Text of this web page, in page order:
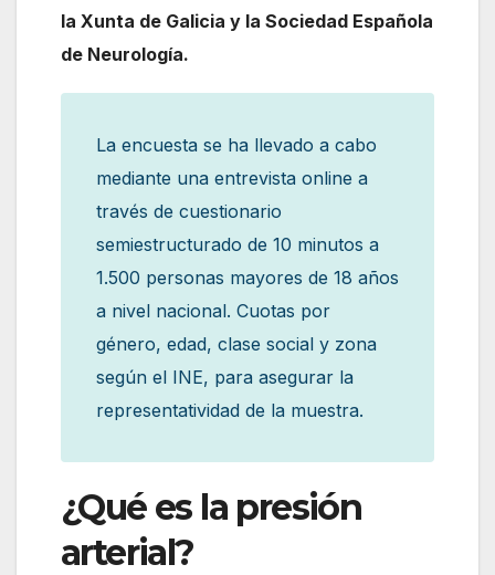
la Xunta de Galicia y la Sociedad Española
de Neurología.
La encuesta se ha llevado a cabo
mediante una entrevista online a
través de cuestionario
semiestructurado de 10 minutos a
1.500 personas mayores de 18 años
a nivel nacional. Cuotas por
género, edad, clase social y zona
según el INE, para asegurar la
representatividad de la muestra.
¿Qué es la presión
arterial?